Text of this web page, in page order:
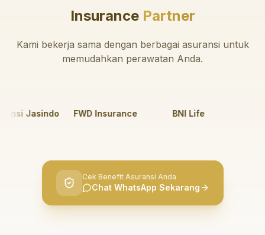
InsurancePartner
Kami bekerja sama dengan berbagai asuransi untuk
memudahkan perawatan Anda.
Jasindo FWD Insurance BNI Life
Cek Benefit Asuransi Anda
Chat WhatsApp Sekarang